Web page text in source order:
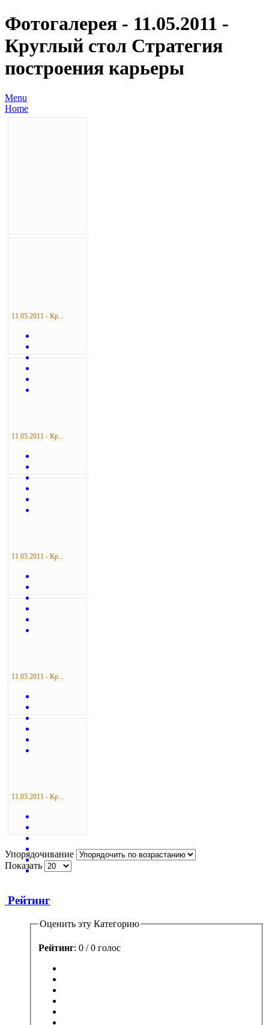
Фотогалерея - 11.05.2011 -
Круглый стол Стратегия
построения карьеры
Menu
Home
11.05.2011 - Кр...
11.05.2011 - Кр...
11.05.2011 - Кр...
11.05.2011 - Кр...
11.05.2011 - Кр...
Упорядочивание
Показать
Рейтинг
Оценить эту Категорию
Рейтинг: 0 / 0 голос